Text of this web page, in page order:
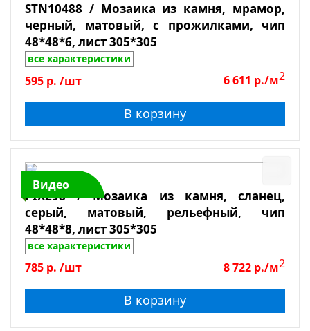
Травертин
Мрамор
Сланец
Боттичино
Крема Марфил
Emperador Light
Emperador Dark
Dolomiti Bianco
Глянцевая
Зеркальная
Лощеная
Матовая
Полированная
Противоскользящая
STN10488 / Мозаика из камня, мрамор,
черный, матовый, с прожилками, чип
48*48*6, лист 305*305
все характеристики
595 р. /шт 6 611 р./м2
В корзину
Видео
PIX298 / Мозаика из камня, сланец,
серый, матовый, рельефный, чип
48*48*8, лист 305*305
все характеристики
785 р. /шт 8 722 р./м2
В корзину